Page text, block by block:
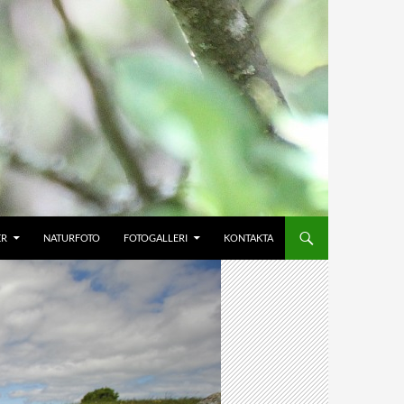
NATURFOTO FOTOGALLERI KONTAKTA